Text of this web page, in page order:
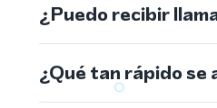
¿Puedo recibir
¿Qué tan rápido se